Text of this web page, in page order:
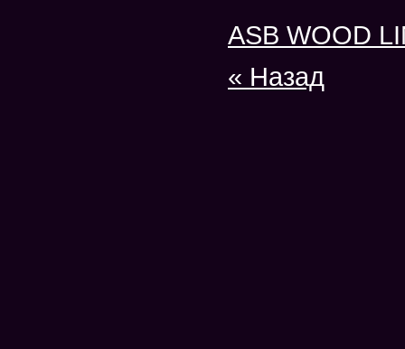
ASB WOOD
« Назад